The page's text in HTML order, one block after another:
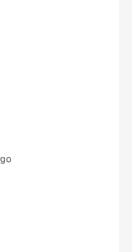
(MA)